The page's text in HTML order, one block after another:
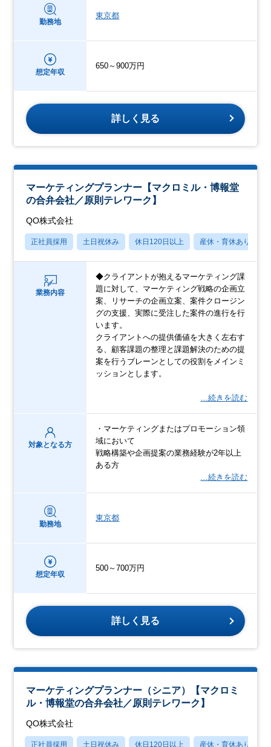
勤務地
東京都
想定年収
650～900万円
詳しく見る
マーケティングプランナー【マクロミル・博報堂
の合弁会社／原則テレワーク】
QO株式会社
正社員採用 土日祝休み 休日120日以上 産休・育休あり
業務内容
◆クライアントが抱えるマーケティング課
題に対して、マーケティング戦略の企画立
案、リサーチの企画立案、案件クロージン
グの支援、実際に受注した案件の進行を行
います。
クライアントへの提供価値を大きく左右す
る、顧客課題の整理と課題解決のための提
案を行うブレーンとしての役割をメインミ
ッションとします。
…続きを読む
対象となる方
・マーケティングまたはプロモーション領
域において
戦略構築や企画提案の業務経験が2年以上
ある方
…続きを読む
勤務地
東京都
想定年収
500～700万円
詳しく見る
マーケティングプランナー（シニア）【マクロミ
ル・博報堂の合弁会社／原則テレワーク】
QO株式会社
正社員採用 土日祝休み 休日120日以上 産休・育休あり